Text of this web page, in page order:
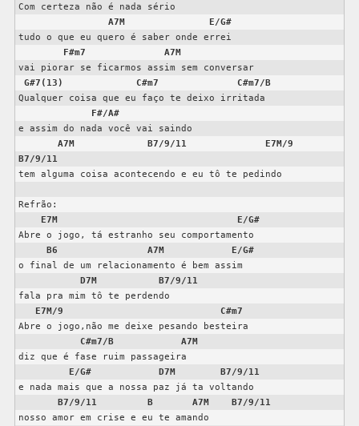
Com certeza não é nada sério
A7M
E/G#
tudo o que eu quero é saber onde errei
F#m7
A7M
vai piorar se ficarmos assim sem conversar
G#7(13)
C#m7
C#m7/B
Qualquer coisa que eu faço te deixo irritada
F#/A#
e assim do nada você vai saindo
A7M
B7/9/11
E7M/9
B7/9/11
tem alguma coisa acontecendo e eu tô te pedindo
Refrão:
E7M
E/G#
Abre o jogo, tá estranho seu comportamento
B6
A7M
E/G#
o final de um relacionamento é bem assim
D7M
B7/9/11
fala pra mim tô te perdendo
E7M/9
C#m7
Abre o jogo,não me deixe pesando besteira
C#m7/B
A7M
diz que é fase ruim passageira
E/G#
D7M
B7/9/11
e nada mais que a nossa paz já ta voltando
B7/9/11
B A7M
B7/9/11